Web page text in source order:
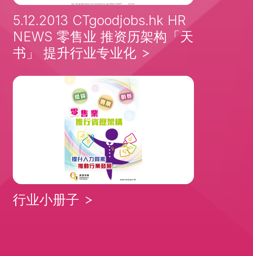
5.12.2013 CTgoodjobs.hk HR
NEWS 零售业 推资历架构「天
书」 提升行业专业化
行业小册子